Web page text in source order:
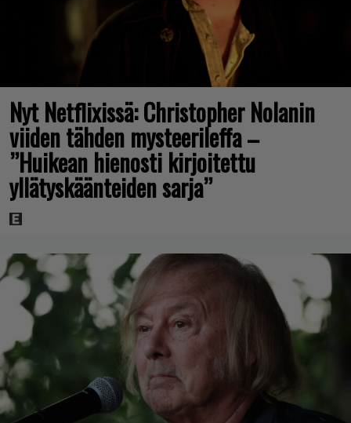
Nyt Netflixissä: Christopher Nolanin
viiden tähden mysteerileffa –
”Huikean hienosti kirjoitettu
yllätyskäänteiden sarja”